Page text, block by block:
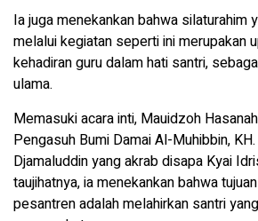
Ia juga menekankan bahwa silaturahim
melalui kegiatan seperti ini merupakan
kehadiran guru dalam hati santri,
ulama.
Memasuki acara inti, Mauidzoh
Pengasuh Bumi Damai Al-Muhibbin,
Djamaluddin yang akrab disapa Kyai
taujihatnya, ia menekankan bahwa
pesantren adalah melahirkan santri